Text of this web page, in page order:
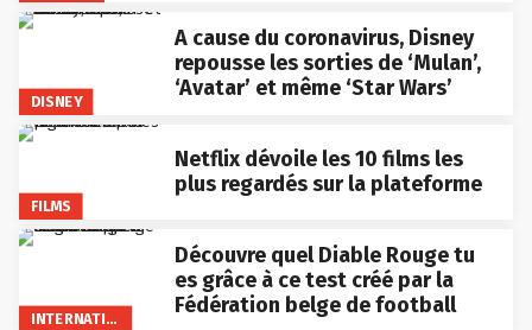
DISNEY
A cause du coronavirus, Disney
repousse les sorties de ‘Mulan’,
‘Avatar’ et même ‘Star Wars’
FILMS
Netflix dévoile les 10 films les
plus regardés sur la plateforme
INTERNATIONAL
Découvre quel Diable Rouge tu
es grâce à ce test créé par la
Fédération belge de football